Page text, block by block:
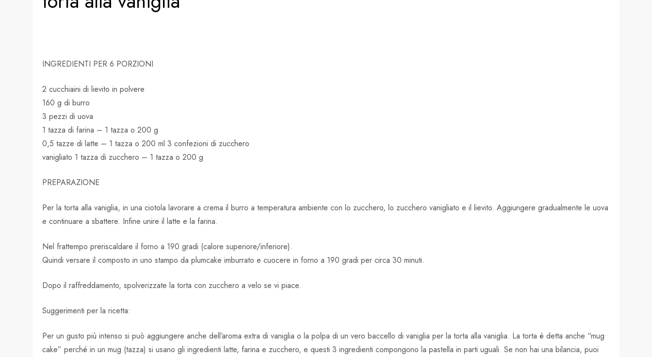
INGREDIENTI PER 6 PORZIONI
2 cucchiaini di lievito in polvere
160 g di burro
3 pezzi di uova
1 tazza di farina – 1 tazza o 200 g
0,5 tazze di latte – 1 tazza o 200 ml 3 confezioni di zucchero
vanigliato 1 tazza di zucchero – 1 tazza o 200 g
PREPARAZIONE
Per la torta alla vaniglia, in una ciotola lavorare a crema il burro a temperatura ambiente con lo zucchero, lo zucchero vanigliato e il lievito. Aggiungere gradualmente le uova
e continuare a sbattere. Infine unire il latte e la farina.
Nel frattempo preriscaldare il forno a 190 gradi (calore superiore/inferiore).
Quindi versare il composto in uno stampo da plumcake imburrato e cuocere in forno a 190 gradi per circa 30 minuti.
Dopo il raffreddamento, spolverizzate la torta con zucchero a velo se vi piace.
Suggerimenti per la ricetta:
Per un gusto più intenso si può aggiungere anche dell’aroma extra di vaniglia o la polpa di un vero baccello di vaniglia per la torta alla vaniglia. La torta è detta anche “mug
cake” perché in un mug (tazza) si usano gli ingredienti latte, farina e zucchero, e questi 3 ingredienti compongono la pastella in parti uguali. Se non hai una bilancia, puoi